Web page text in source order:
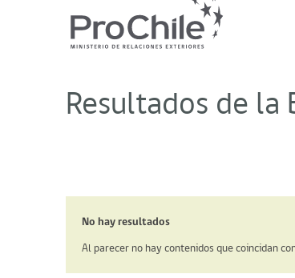
Resultados de la
No hay resultados
Al parecer no hay contenidos que coincidan